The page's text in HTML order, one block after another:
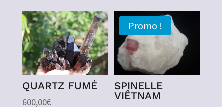
QUARTZ FUMÉ
600,00€
Promo !
SPINELLE
VIÊTNAM